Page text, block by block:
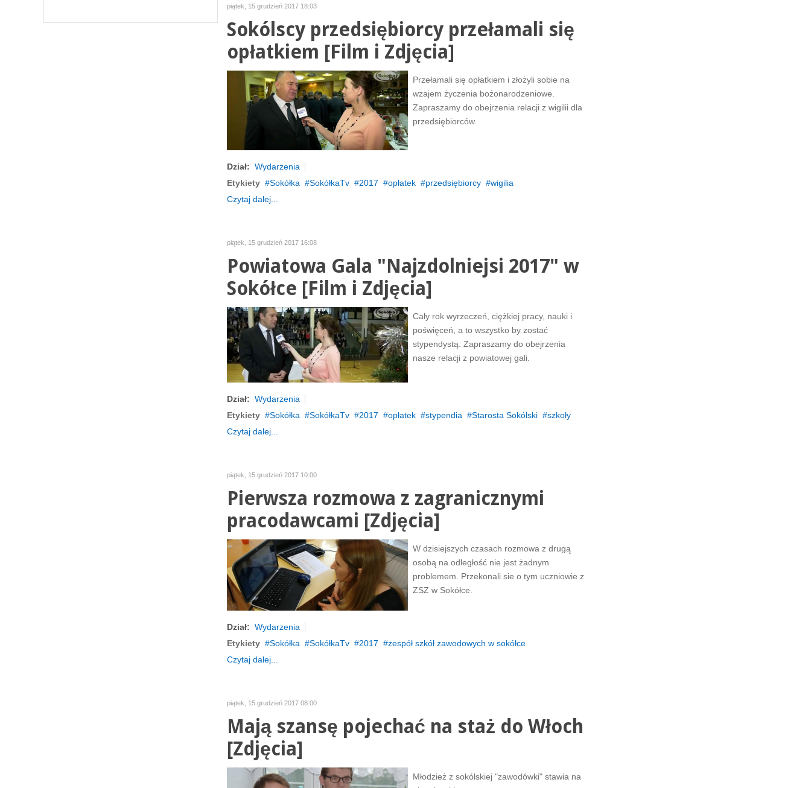
piątek, 15 grudzień 2017 18:03
Sokólscy przedsiębiorcy przełamali się
opłatkiem [Film i Zdjęcia]
Przełamali się opłatkiem i złożyli sobie na
wzajem życzenia bożonarodzeniowe.
Zapraszamy do obejrzenia relacji z wigilii dla
przedsiębiorców.
Dział: Wydarzenia
Etykiety
Sokółka SokółkaTv 2017 opłatek przedsiębiorcy
wigilia
Czytaj dalej...
piątek, 15 grudzień 2017 16:08
Powiatowa Gala "Najzdolniejsi 2017" w
Sokółce [Film i Zdjęcia]
Cały rok wyrzeczeń, ciężkiej pracy, nauki i
poświęceń, a to wszystko by zostać
stypendystą. Zapraszamy do obejrzenia
nasze relacji z powiatowej gali.
Dział: Wydarzenia
Etykiety
Sokółka SokółkaTv 2017 opłatek stypendia Starosta Sokólski
szkoły
Czytaj dalej...
piątek, 15 grudzień 2017 10:00
Pierwsza rozmowa z zagranicznymi
pracodawcami [Zdjęcia]
W dzisiejszych czasach rozmowa z drugą
osobą na odległość nie jest żadnym
problemem. Przekonali sie o tym uczniowie z
ZSZ w Sokółce.
Dział: Wydarzenia
Etykiety
Sokółka SokółkaTv 2017
zespół szkół zawodowych w sokółce
Czytaj dalej...
piątek, 15 grudzień 2017 08:00
Mają szansę pojechać na staż do Włoch
[Zdjęcia]
Młodzież z sokólskiej "zawodówki" stawia na